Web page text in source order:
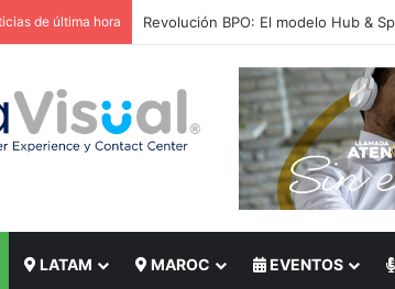
de última hora El reto del Nearshoring: Crisis de
LATAM MAROC EVENTOS